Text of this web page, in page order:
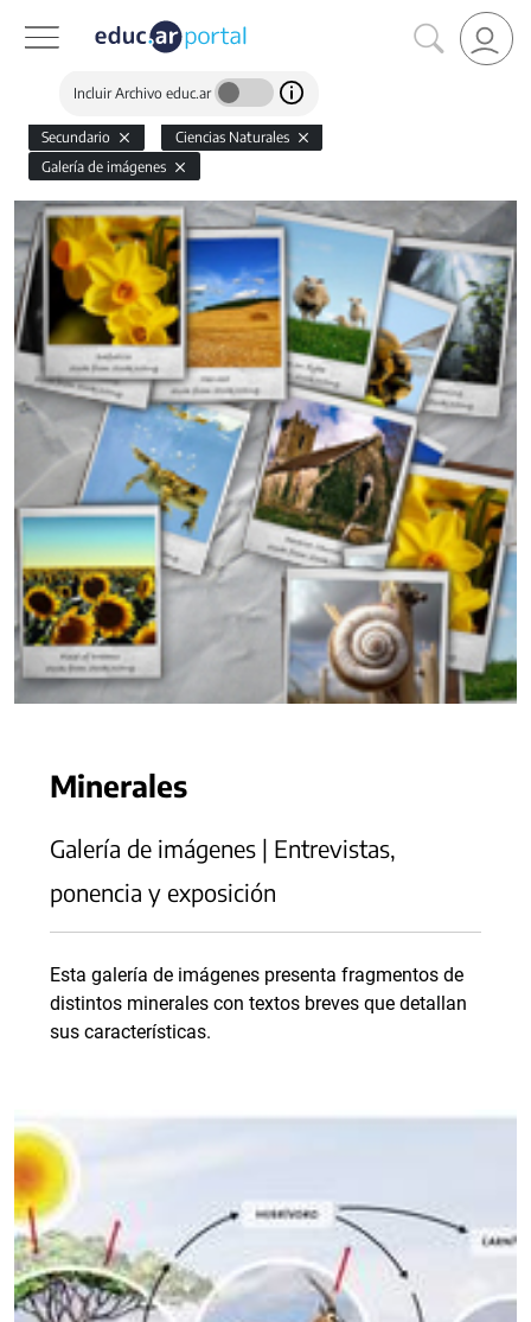
Incluir Archivo educ.ar
Secundario
Ciencias Naturales
Galería de imágenes
Minerales
Galería de imágenes | Entrevistas,
ponencia y exposición
Esta galería de imágenes presenta fragmentos de
distintos minerales con textos breves que detallan
sus características.